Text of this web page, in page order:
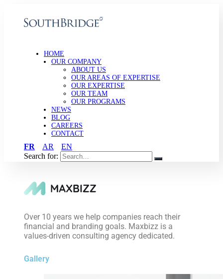
HOME
OUR COMPANY
ABOUT US
OUR AREAS OF EXPERTISE
OUR EXPERTISE
OUR TEAM
OUR PROGRAMS
NEWS
BLOG
CAREERS
CONTACT
FR AR
EN
Search for:
Over 10 years we help companies reach their
financial and branding goals. Maxbizz is a
values-driven consulting agency dedicated.
Gallery